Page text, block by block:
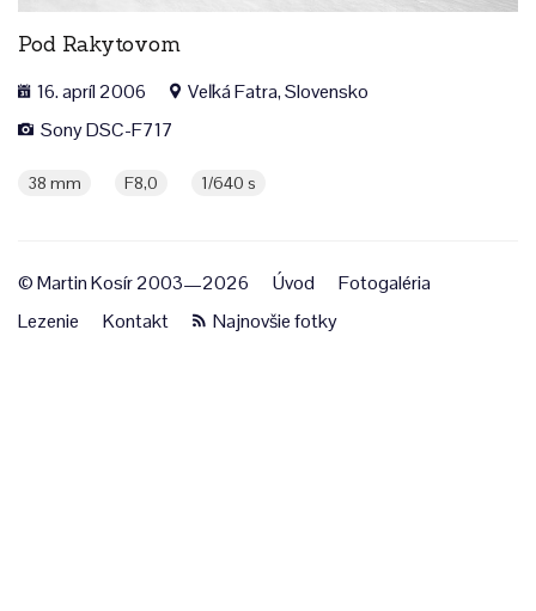
Pod Rakytovom
16. apríl 2006
Veľká Fatra, Slovensko
Sony DSC-F717
38 mm F8,0 1/640 s
© Martin Kosír 2003—2026 Úvod
Fotogaléria
Lezenie
Kontakt Najnovšie fotky